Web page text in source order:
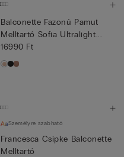
Balconette Fazonú Pamut
Melltartó Sofia Ultralight...
16990 Ft
Személyre szabható
Francesca Csipke Balconette
Melltartó